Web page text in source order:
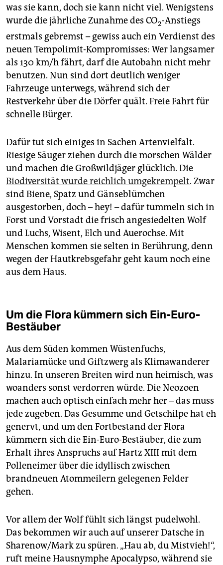
was sie kann, doch sie kann nicht viel. Wenigstens
wurde die jährliche Zunahme des CO2-Anstiegs
erstmals gebremst – gewiss auch ein Verdienst des
neuen Tempolimit-Kompromisses: Wer langsamer
als 130 km/h fährt, darf die Autobahn nicht mehr
benutzen. Nun sind dort deutlich weniger
Fahrzeuge unterwegs, während sich der
Restverkehr über die Dörfer quält. Freie Fahrt für
schnelle Bürger.
Dafür tut sich einiges in Sachen Artenvielfalt.
Riesige Säuger ziehen durch die morschen Wälder
und machen die Großwildjäger glücklich. Die
Biodiversität wurde reichlich umgekrempelt. Zwar
sind Biene, Spatz und Gänseblümchen
ausgestorben, doch – hey! – dafür tummeln sich in
Forst und Vorstadt die frisch angesiedelten Wolf
und Luchs, Wisent, Elch und Auerochse. Mit
Menschen kommen sie selten in Berührung, denn
wegen der Hautkrebsgefahr geht kaum noch eine
aus dem Haus.
Um die Flora kümmern sich Ein-Euro-
Bestäuber
Aus dem Süden kommen Wüstenfuchs,
Malariamücke und Giftzwerg als Klimawanderer
hinzu. In unseren Breiten wird nun heimisch, was
woanders sonst verdorren würde. Die Neozoen
machen auch optisch einfach mehr her – das muss
jede zugeben. Das Gesumme und Getschilpe hat eh
genervt, und um den Fortbestand der Flora
kümmern sich die Ein-Euro-Bestäuber, die zum
Erhalt ihres Anspruchs auf Hartz XIII mit dem
Polleneimer über die idyllisch zwischen
brandneuen Atommeilern gelegenen Felder
gehen.
Vor allem der Wolf fühlt sich längst pudelwohl.
Das bekommen wir auch auf unserer Datsche in
Sharenow/Mark zu spüren. „Hau ab, du Mistvieh!“,
ruft meine Hausnymphe Apocalypso, während sie